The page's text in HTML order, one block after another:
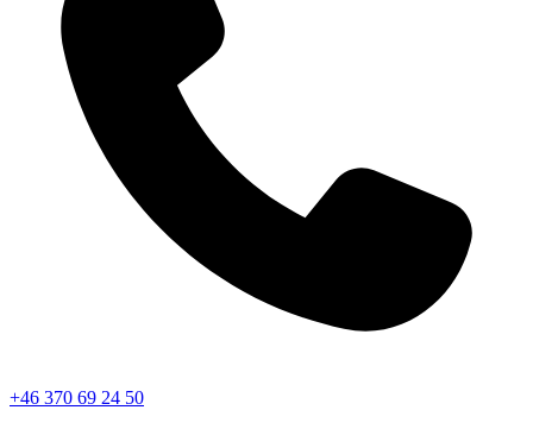
+46 370 69 24 50